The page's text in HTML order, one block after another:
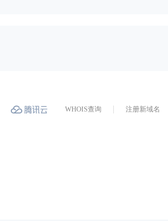
WHOIS查询 注册新域名